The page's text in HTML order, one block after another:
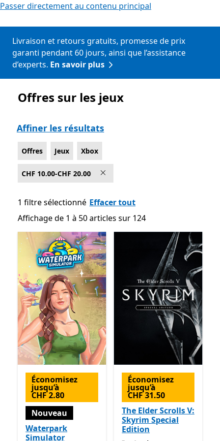
Passer directement au contenu principal
Livraison et retours gratuits, promesse de prix
garanti pendant 60 jours, ainsi que l’assistance
d’experts. En savoir plus
Liste Microsoft.com
Offres sur les jeux
Affiner les résultats
Offres Jeux Xbox
CHF 10.00-CHF 20.00
1 filtre sélectionné Effacer tout
Affichage de 1 à 50 articles sur 124
Affichage de 1 à 50 articles sur 124
Économisez
jusqu’à
CHF 2.80
Nouveau
Waterpark
Simulator
Économisez
jusqu’à
CHF 31.50
The Elder Scrolls V:
Skyrim Special
Edition